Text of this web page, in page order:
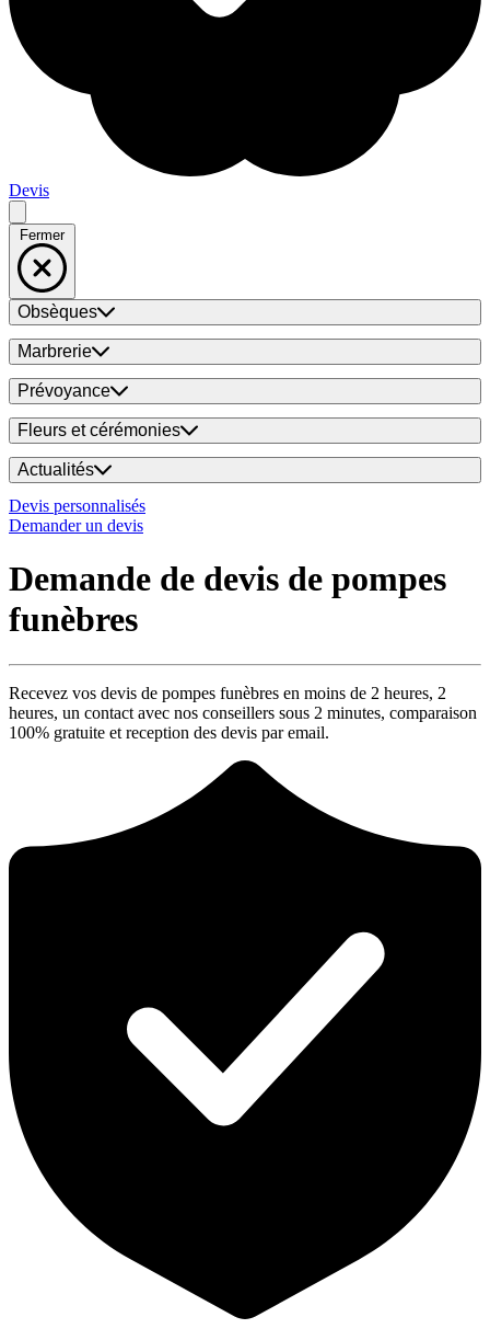
Devis
Fermer
Obsèques
Marbrerie
Prévoyance
Fleurs et cérémonies
Actualités
Devis personnalisés
Demander un devis
Demande de devis de pompes
funèbres
Recevez vos devis de pompes funèbres en moins de 2 heures, 2
heures, un contact avec nos conseillers sous 2 minutes, comparaison
100% gratuite et reception des devis par email.